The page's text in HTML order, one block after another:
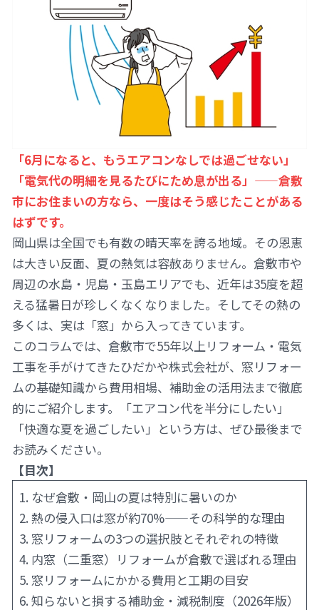
「6月になると、もうエアコンなしでは過ごせない」
「電気代の明細を見るたびにため息が出る」——倉敷
市にお住まいの方なら、一度はそう感じたことがある
はずです。
岡山県は全国でも有数の晴天率を誇る地域。その恩恵
は大きい反面、夏の熱気は容赦ありません。倉敷市や
周辺の水島・児島・玉島エリアでも、近年は35度を超
える猛暑日が珍しくなくなりました。そしてその熱の
多くは、実は「窓」から入ってきています。
このコラムでは、倉敷市で55年以上リフォーム・電気
工事を手がけてきたひだかや株式会社が、窓リフォー
ムの基礎知識から費用相場、補助金の活用法まで徹底
的にご紹介します。「エアコン代を半分にしたい」
「快適な夏を過ごしたい」という方は、ぜひ最後まで
お読みください。
【目次】
1. なぜ倉敷・岡山の夏は特別に暑いのか
2. 熱の侵入口は窓が約70%——その科学的な理由
3. 窓リフォームの3つの選択肢とそれぞれの特徴
4. 内窓（二重窓）リフォームが倉敷で選ばれる理由
5. 窓リフォームにかかる費用と工期の目安
6. 知らないと損する補助金・減税制度（2026年版）